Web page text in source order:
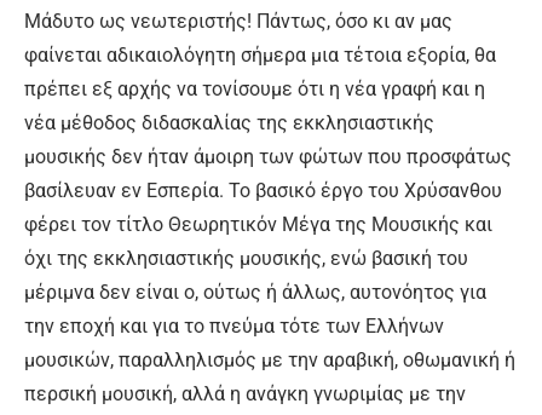
Μάδυτο ως νεωτεριστής! Πάντως, όσο κι αν μας
φαίνεται αδικαιολόγητη σήμερα μια τέτοια εξορία, θα
πρέπει εξ αρχής να τονίσουμε ότι η νέα γραφή και η
νέα μέθοδος διδασκαλίας της εκκλησιαστικής
μουσικής δεν ήταν άμοιρη των φώτων που προσφάτως
βασίλευαν εν Εσπερία. Το βασικό έργο του Χρύσανθου
φέρει τον τίτλο Θεωρητικόν Μέγα της Μουσικής και
όχι της εκκλησιαστικής μουσικής, ενώ βασική του
μέριμνα δεν είναι ο, ούτως ή άλλως, αυτονόητος για
την εποχή και για το πνεύμα τότε των Ελλήνων
μουσικών, παραλληλισμός με την αραβική, οθωμανική ή
περσική μουσική, αλλά η ανάγκη γνωριμίας με την